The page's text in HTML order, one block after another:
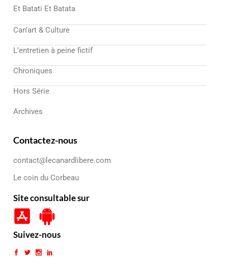
Et Batati Et Batata
Can’art & Culture
L’entretien à peine fictif
Chroniques
Hors Série
Archives
Contactez-nous
contact@lecanardlibere.com
Le coin du Corbeau
Site consultable sur
Suivez-nous